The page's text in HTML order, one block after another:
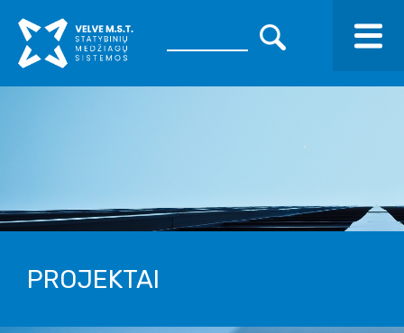
PROJEKTAI